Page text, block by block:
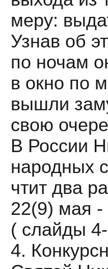
меру:
Узнав об
по ночам
в окно по
вышли
свою
В России
народных
чтит два
22(9) мая
( слайды
4.